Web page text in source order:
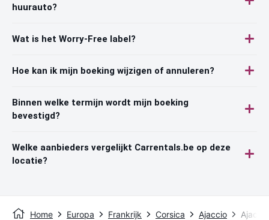
huurauto?
Wat is het Worry-Free label?
Hoe kan ik mijn boeking wijzigen of annuleren?
Binnen welke termijn wordt mijn boeking
bevestigd?
Welke aanbieders vergelijkt Carrentals.be op deze
locatie?
Home Europa Frankrijk Corsica Ajaccio